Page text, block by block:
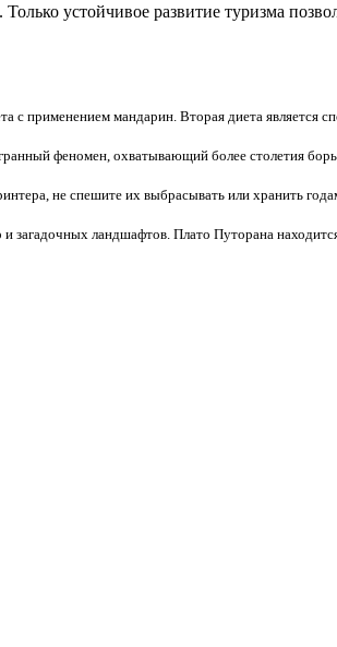
устойчивое развитие туризма
с применением мандарин. Вторая диета является
феномен, охватывающий более столетия
не спешите их выбрасывать или хранить
загадочных ландшафтов. Плато Путорана